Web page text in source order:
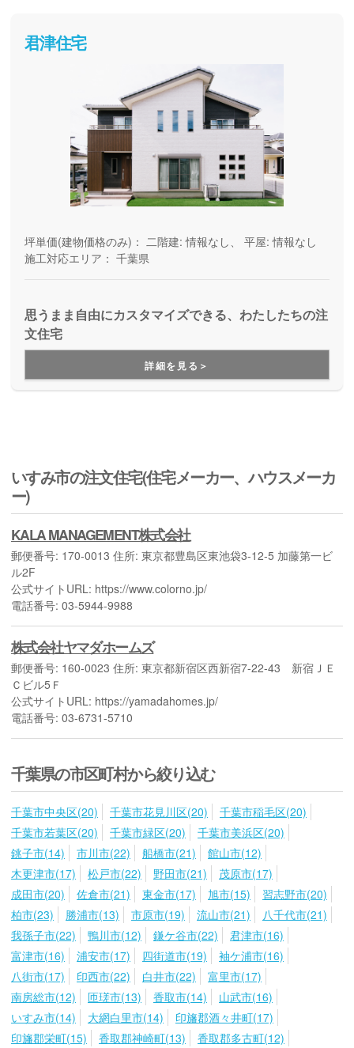
君津住宅
坪単価(建物価格のみ)： 二階建: 情報なし、 平屋: 情報なし
施工対応エリア： 千葉県
思うまま自由にカスタマイズできる、わたしたちの注
文住宅
詳細を見る＞
いすみ市の注文住宅(住宅メーカー、ハウスメーカ
ー)
KALA MANAGEMENT株式会社
郵便番号: 170-0013 住所: 東京都豊島区東池袋3-12-5 加藤第一ビ
ル2F
公式サイトURL: https://www.colorno.jp/
電話番号: 03-5944-9988
株式会社ヤマダホームズ
郵便番号: 160-0023 住所: 東京都新宿区西新宿7-22-43 新宿ＪＥ
Ｃビル5Ｆ
公式サイトURL: https://yamadahomes.jp/
電話番号: 03-6731-5710
千葉県の市区町村から絞り込む
千葉市中央区(20) 千葉市花見川区(20)
千葉市稲毛区(20)
千葉市若葉区(20)
千葉市緑区(20)
千葉市美浜区(20)
銚子市(14)
市川市(22) 船橋市(21)
館山市(12)
木更津市(17)
松戸市(22) 野田市(21)
茂原市(17)
成田市(20)
佐倉市(21) 東金市(17) 旭市(15)
習志野市(20)
柏市(23)
勝浦市(13) 市原市(19) 流山市(21)
八千代市(21)
我孫子市(22)
鴨川市(12) 鎌ケ谷市(22)
君津市(16)
富津市(16)
浦安市(17) 四街道市(19)
袖ケ浦市(16)
八街市(17)
印西市(22) 白井市(22)
富里市(17)
南房総市(12)
匝瑳市(13) 香取市(14)
山武市(16)
いすみ市(14)
大網白里市(14)
印旛郡酒々井町(17)
印旛郡栄町(15)
香取郡神崎町(13)
香取郡多古町(12)